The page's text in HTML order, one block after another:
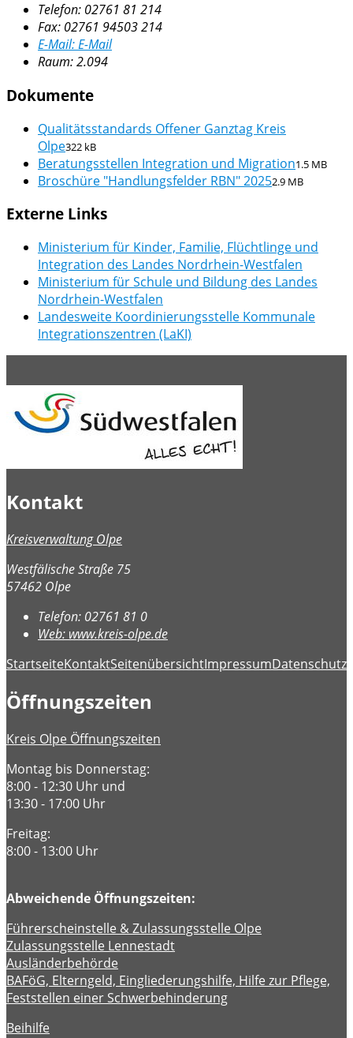
Telefon: 02761 81 214
Fax: 02761 94503 214
E-Mail:E-Mail
Raum: 2.094
Dokumente
Qualitätsstandards Offener Ganztag Kreis
Olpe322 kB
Beratungsstellen Integration und Migration1.5 MB
Broschüre "Handlungsfelder RBN" 20252.9 MB
Externe Links
Ministerium für Kinder, Familie, Flüchtlinge und
Integration des Landes Nordrhein-Westfalen
Ministerium für Schule und Bildung des Landes
Nordrhein-Westfalen
Landesweite Koordinierungsstelle Kommunale
Integrationszentren (LaKI)
Kontakt
Kreisverwaltung Olpe
Westfälische Straße 75
57462 Olpe
Telefon: 02761 81 0
Web: www.kreis-olpe.de
StartseiteKontaktSeitenübersichtImpressumDatenschutz
Öffnungszeiten
Kreis Olpe Öffnungszeiten
Montag bis Donnerstag:
8:00 - 12:30 Uhr und
13:30 - 17:00 Uhr
Freitag:
8:00 - 13:00 Uhr
Abweichende Öffnungszeiten:
Führerscheinstelle & Zulassungsstelle Olpe
Zulassungsstelle Lennestadt
Ausländerbehörde
BAFöG, Elterngeld, Eingliederungshilfe, Hilfe zur Pflege,
Feststellen einer Schwerbehinderung
Beihilfe